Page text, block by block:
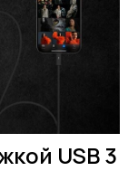
USB 3